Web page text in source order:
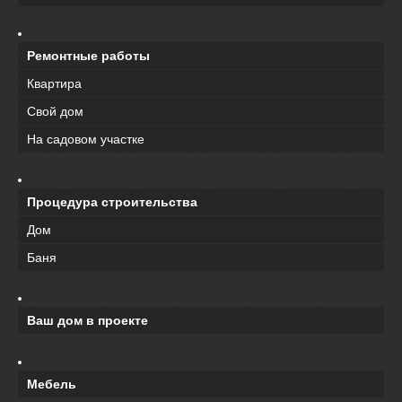
Ремонтные работы
Квартира
Свой дом
На садовом участке
Процедура строительства
Дом
Баня
Ваш дом в проекте
Мебель